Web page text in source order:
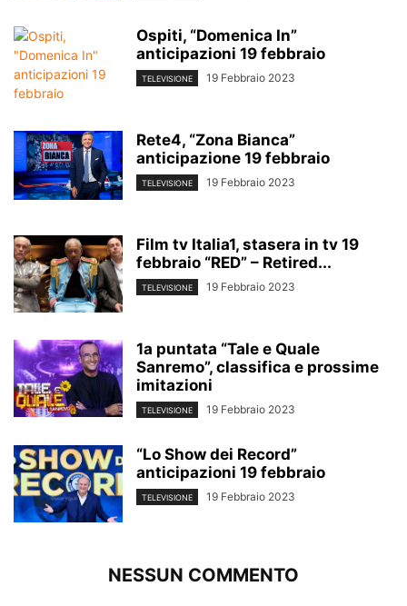
Ospiti, “Domenica In”
anticipazioni 19 febbraio
TELEVISIONE 19 Febbraio 2023
Rete4, “Zona Bianca”
anticipazione 19 febbraio
TELEVISIONE 19 Febbraio 2023
Film tv Italia1, stasera in tv 19
febbraio “RED” – Retired...
TELEVISIONE 19 Febbraio 2023
1a puntata “Tale e Quale
Sanremo”, classifica e prossime
imitazioni
TELEVISIONE 19 Febbraio 2023
“Lo Show dei Record”
anticipazioni 19 febbraio
TELEVISIONE 19 Febbraio 2023
NESSUN COMMENTO